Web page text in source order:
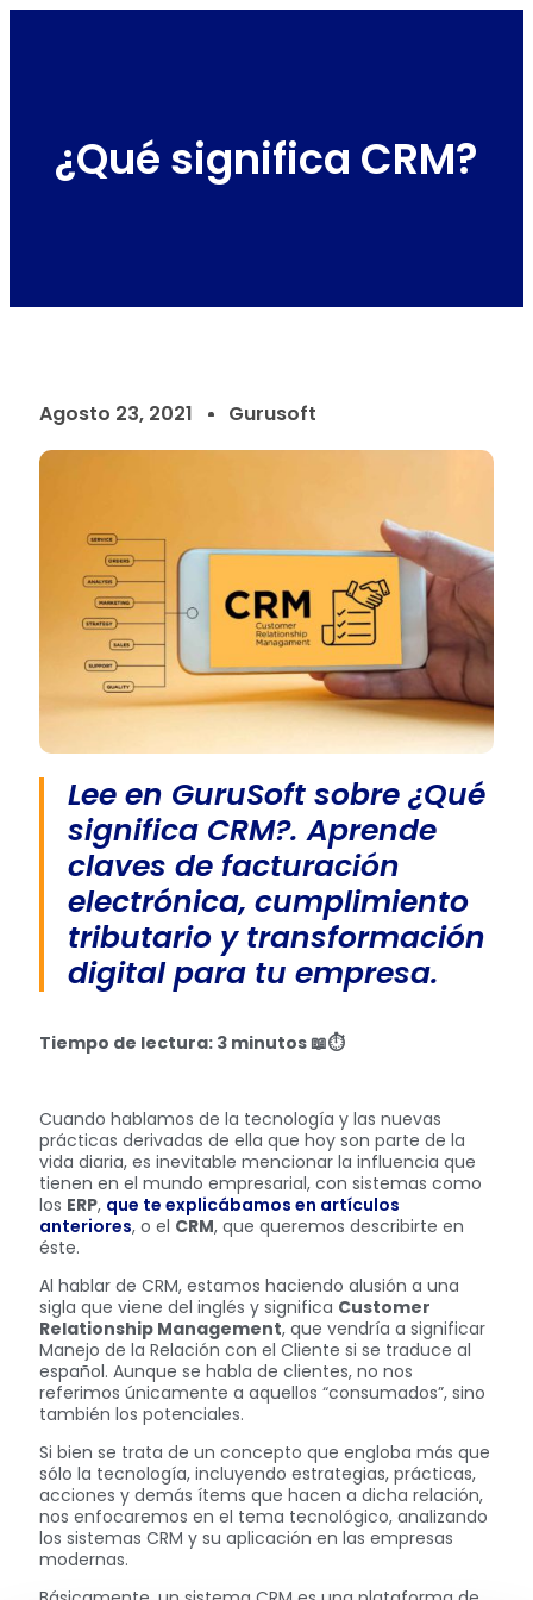
¿Qué significa CRM?
Agosto 23, 2021 Gurusoft
Lee en GuruSoft sobre ¿Qué
significa CRM?. Aprende
claves de facturación
electrónica, cumplimiento
tributario y transformación
digital para tu empresa.
Tiempo de lectura: 3 minutos 📖⏱
Cuando hablamos de la tecnología y las nuevas
prácticas derivadas de ella que hoy son parte de la
vida diaria, es inevitable mencionar la influencia que
tienen en el mundo empresarial, con sistemas como
los ERP, que te explicábamos en artículos
anteriores, o el CRM, que queremos describirte en
éste.
Al hablar de CRM, estamos haciendo alusión a una
sigla que viene del inglés y significa Customer
Relationship Management, que vendría a significar
Manejo de la Relación con el Cliente si se traduce al
español. Aunque se habla de clientes, no nos
referimos únicamente a aquellos “consumados”, sino
también los potenciales.
Si bien se trata de un concepto que engloba más que
sólo la tecnología, incluyendo estrategias, prácticas,
acciones y demás ítems que hacen a dicha relación,
nos enfocaremos en el tema tecnológico, analizando
los sistemas CRM y su aplicación en las empresas
modernas.